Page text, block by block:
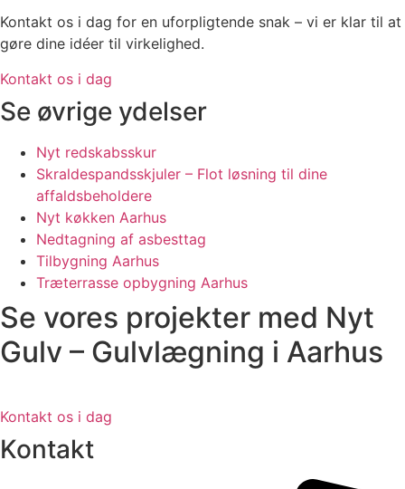
Kontakt os i dag for en uforpligtende snak – vi er klar til at
gøre dine idéer til virkelighed.
Kontakt os i dag
Se øvrige ydelser
Nyt redskabsskur
Skraldespandsskjuler – Flot løsning til dine
affaldsbeholdere
Nyt køkken Aarhus
Nedtagning af asbesttag
Tilbygning Aarhus
Træterrasse opbygning Aarhus
Se vores projekter med Nyt
Gulv – Gulvlægning i Aarhus
Kontakt os i dag
Kontakt